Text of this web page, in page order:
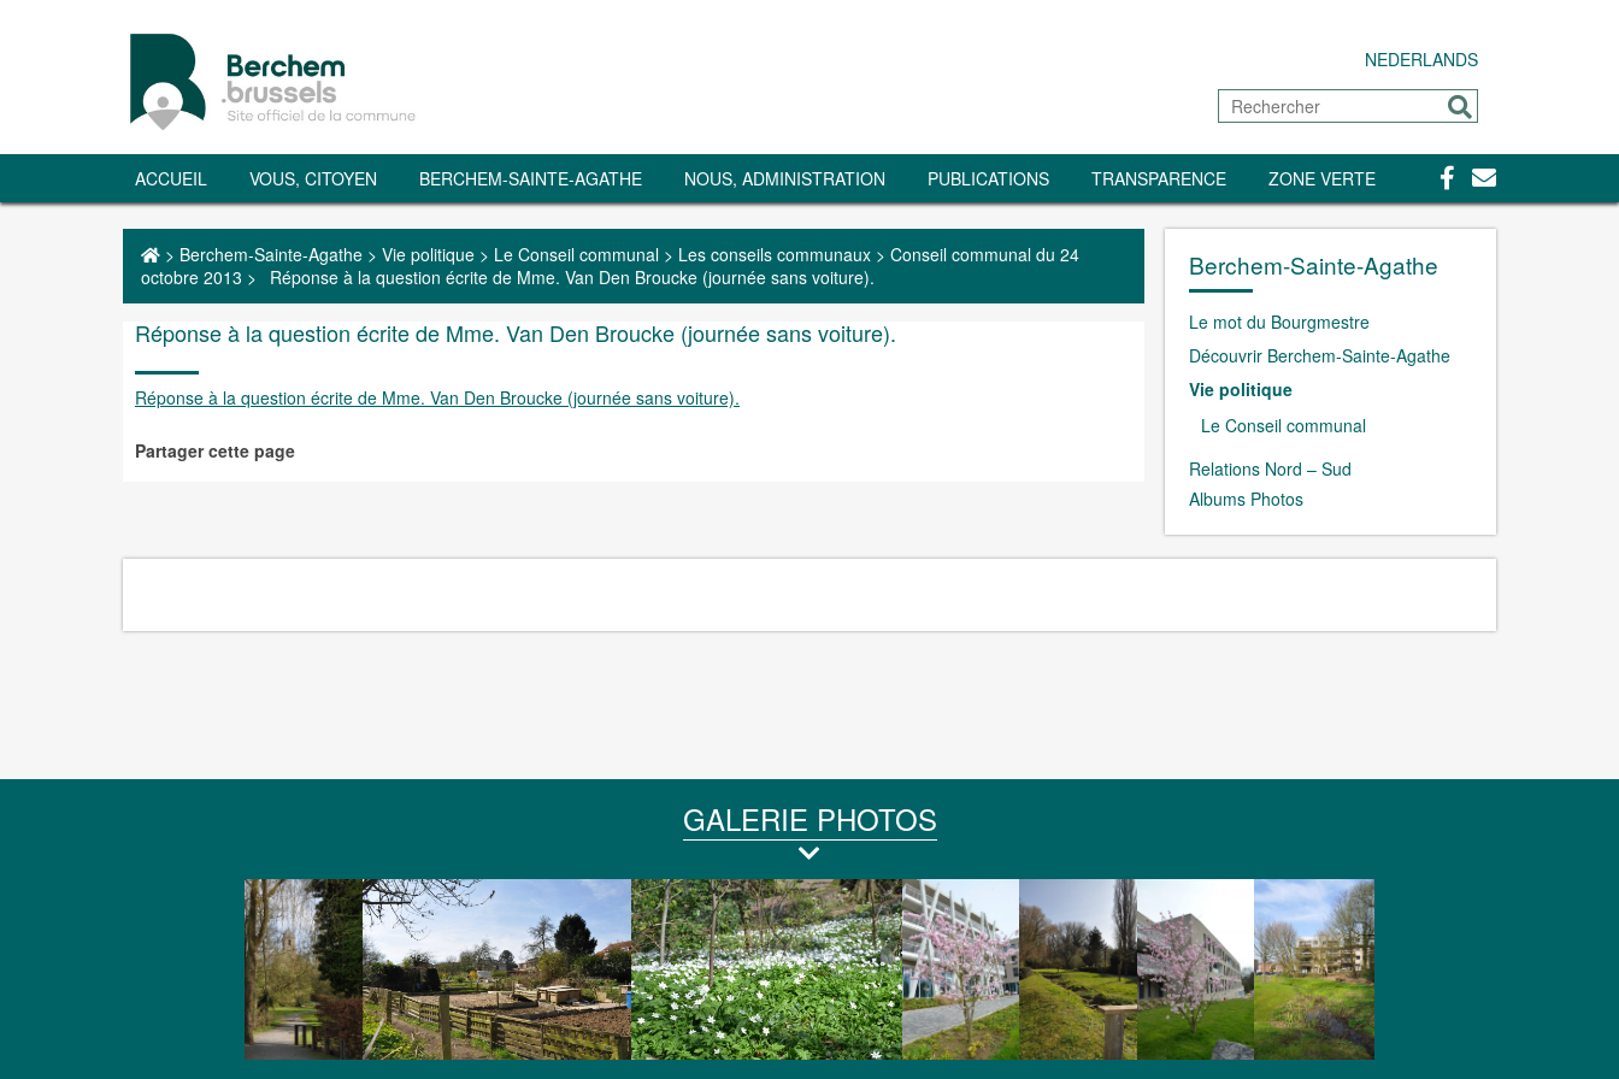
NEDERLANDS
Rechercher
Envoyer
ACCUEIL VOUS, CITOYEN BERCHEM-SAINTE-AGATHE NOUS, ADMINISTRATION PUBLICATIONS TRANSPARENCE ZONE VERTE Facebook
Contact
> Berchem-Sainte-Agathe > Vie politique > Le Conseil communal > Les conseils communaux > Conseil communal du 24
octobre 2013 > Réponse à la question écrite de Mme. Van Den Broucke (journée sans voiture).
Réponse à la question écrite de Mme. Van Den Broucke (journée sans voiture).
Réponse à la question écrite de Mme. Van Den Broucke (journée sans voiture).
Partager cette page
Berchem-Sainte-Agathe
Le mot du Bourgmestre
Découvrir Berchem-Sainte-Agathe
Vie politique
Le Conseil communal
Relations Nord – Sud
Albums Photos
GALERIE PHOTOS